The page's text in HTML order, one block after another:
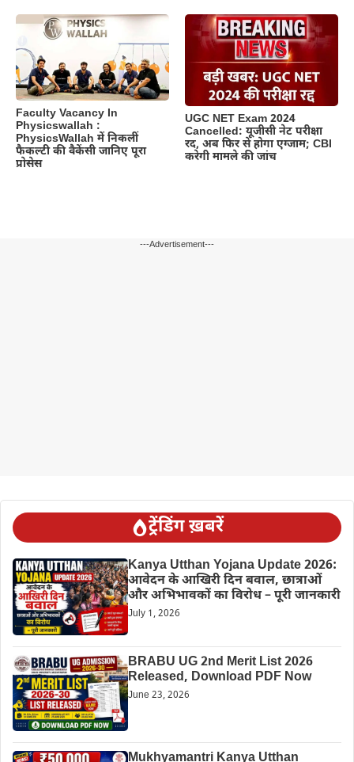
Faculty Vacancy In
Physicswallah :
PhysicsWallah में निकलीं
फैकल्टी की वैकेंसी जानिए पूरा
प्रोसेस
UGC NET Exam 2024
Cancelled: यूजीसी नेट परीक्षा
रद, अब फिर से होगा एग्‍जाम; CBI
करेगी मामले की जांच
---Advertisement---
ट्रेंडिंग ख़बरें
Kanya Utthan Yojana Update 2026:
आवेदन के आखिरी दिन बवाल, छात्राओं
और अभिभावकों का विरोध – पूरी जानकारी
July 1, 2026
BRABU UG 2nd Merit List 2026
Released, Download PDF Now
June 23, 2026
Mukhyamantri Kanya Utthan